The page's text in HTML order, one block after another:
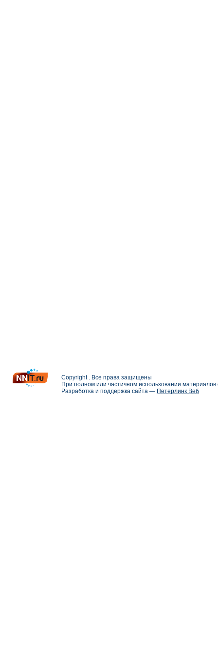
Copyright . Все права защищены
При полном или частичном использовании
Разработка и поддержка сайта — Петерлинк Веб